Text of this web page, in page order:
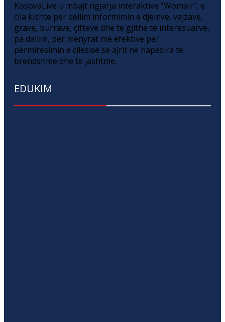
KosovaLive u mbajt ngjarja interaktive “Womair”, e
cila kishte për qëllim informimin e djemve, vajzave,
grave, burrave, çifteve dhe të gjithë të interesuarve,
pa dallim, për mënyrat më efektive për
përmirësimin e cilësisë së ajrit në hapësira të
brendshme dhe të jashtme.
EDUKIM